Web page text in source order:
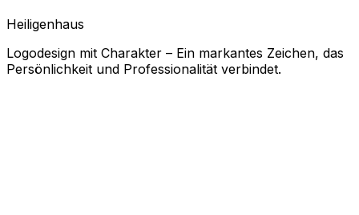
Heiligenhaus
Logodesign mit Charakter – Ein markantes Zeichen, das
Persönlichkeit und Professionalität verbindet.